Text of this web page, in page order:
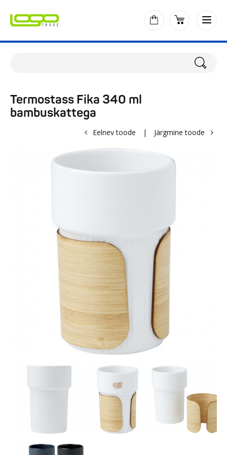
Termostass Fika 340 ml
bambuskattega
Eelnev toode | Järgmine toode